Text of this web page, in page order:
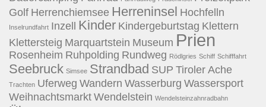
Golf Herrenchiemsee Herreninsel Hochfelln
Inselrundfahrt Inzell Kinder Kindergeburtstag Klettern
Klettersteig Marquartstein Museum Prien
Rosenheim Ruhpolding Rundweg Rödlgries Schiff Schifffahrt
Seebruck Simsee Strandbad SUP Tiroler Ache
Trachten Uferweg Wandern Wasserburg Wassersport
Weihnachtsmarkt Wendelstein Wendelsteinzahnradbahn